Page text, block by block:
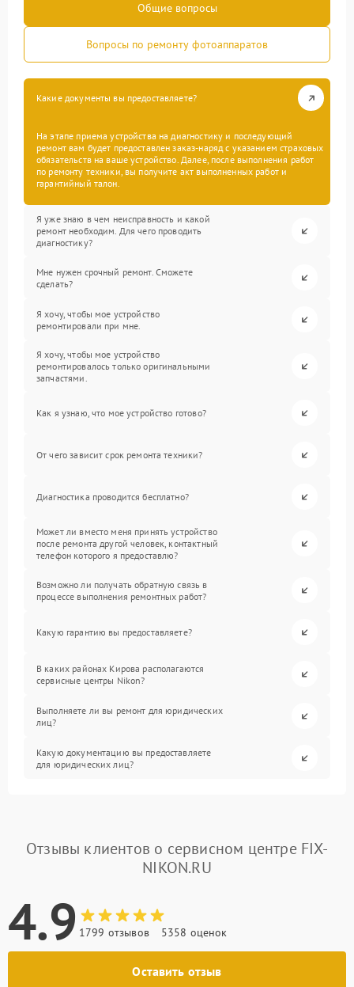
Общие вопросы
Вопросы по ремонту фотоаппаратов
Какие документы вы предоставляете?
На этапе приема устройства на диагностику и последующий
ремонт вам будет предоставлен заказ-наряд с указанием страховых
обязательств на ваше устройство. Далее, после выполнения работ
по ремонту техники, вы получите акт выполненных работ и
гарантийный талон.
Я уже знаю в чем неисправность и какой
ремонт необходим. Для чего проводить
диагностику?
Мне нужен срочный ремонт. Сможете
сделать?
Я хочу, чтобы мое устройство
ремонтировали при мне.
Я хочу, чтобы мое устройство
ремонтировалось только оригинальными
запчастями.
Как я узнаю, что мое устройство готово?
От чего зависит срок ремонта техники?
Диагностика проводится бесплатно?
Может ли вместо меня принять устройство
после ремонта другой человек, контактный
телефон которого я предоставлю?
Возможно ли получать обратную связь в
процессе выполнения ремонтных работ?
Какую гарантию вы предоставляете?
В каких районах Кирова располагаются
сервисные центры Nikon?
Выполняете ли вы ремонт для юридических
лиц?
Какую документацию вы предоставляете
для юридических лиц?
Отзывы клиентов о сервисном центре FIX-
NIKON.RU
4.9 1799 отзывов 5358 оценок
Оставить отзыв